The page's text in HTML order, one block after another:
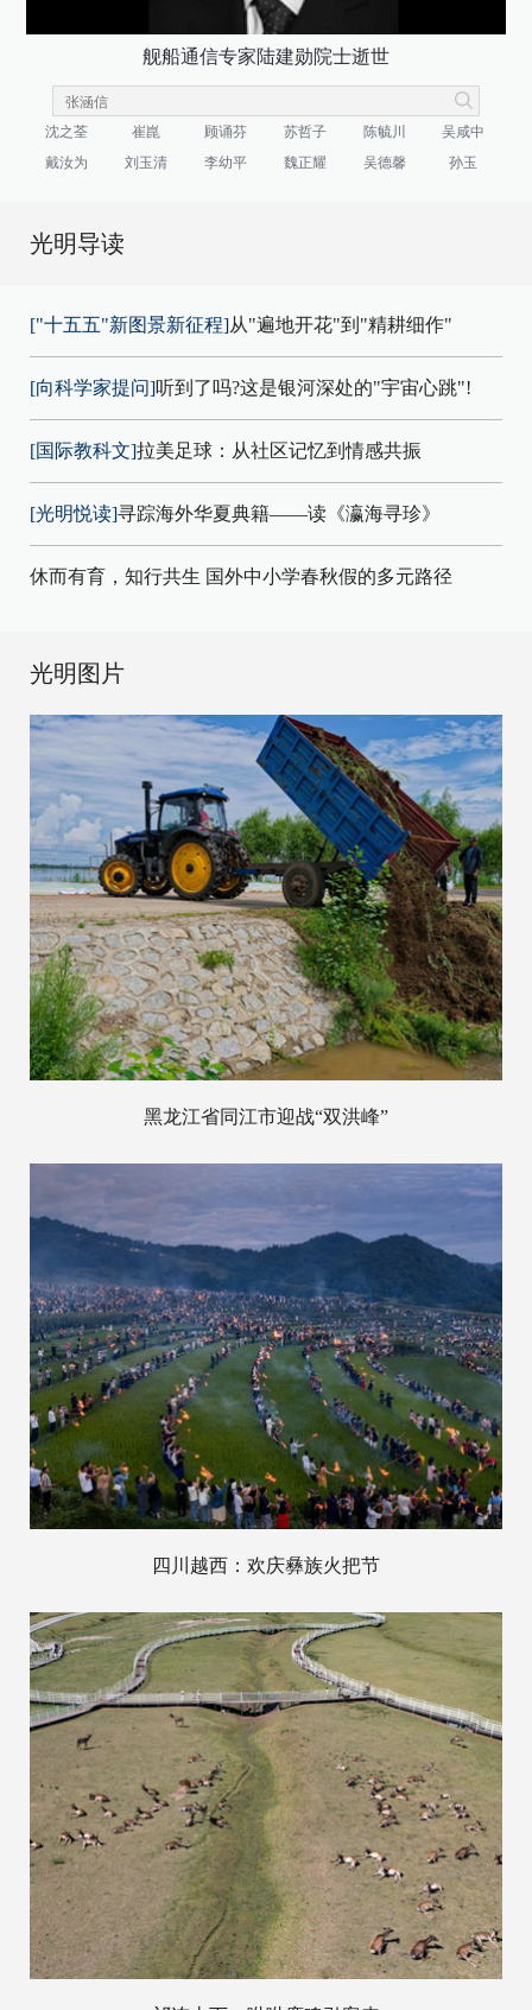
舰船通信专家陆建勋院士逝世
沈之荃 崔崑 顾诵芬 苏哲子 陈毓川
吴咸中
戴汝为
刘玉清 李幼平 魏正耀 吴德馨 孙玉
光明导读
["十五五"新图景新征程]从"遍地开花"到"精耕细作"
[向科学家提问]听到了吗?这是银河深处的"宇宙心跳"!
[国际教科文]拉美足球：从社区记忆到情感共振
[光明悦读]寻踪海外华夏典籍——读《瀛海寻珍》
休而有育，知行共生 国外中小学春秋假的多元路径
光明图片
黑龙江省同江市迎战“双洪峰”
四川越西：欢庆彝族火把节